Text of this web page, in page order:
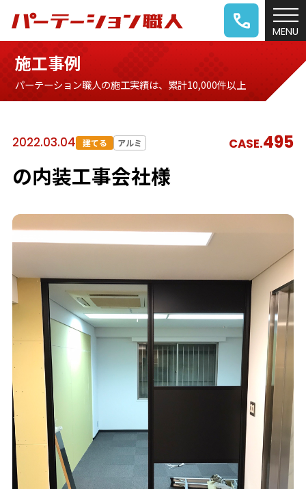
施工事例
パーテーション職人の施工実績は、累計10,000件以上
2022.03.04 建てる アルミ CASE.495
の内装工事会社様